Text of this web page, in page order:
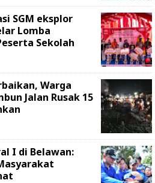
SGM eksplor
Lomba
Sekolah
Warga
Jalan Rusak 15
I di Belawan: